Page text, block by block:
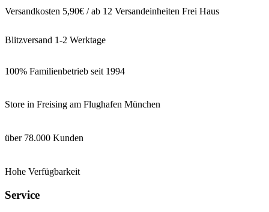
Versandkosten 5,90€ / ab 12 Versandeinheiten Frei Haus
Blitzversand 1-2 Werktage
100% Familienbetrieb seit 1994
Store in Freising am Flughafen München
über 78.000 Kunden
Hohe Verfügbarkeit
Service